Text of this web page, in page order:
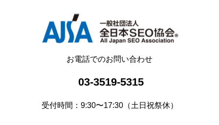
お電話でのお問い合わせ
03-3519-5315
受付時間：9:30〜17:30（土日祝祭休）